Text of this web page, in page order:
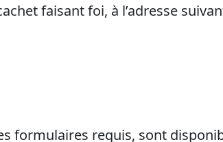
faisant foi, à l’adresse
formulaires requis, sont